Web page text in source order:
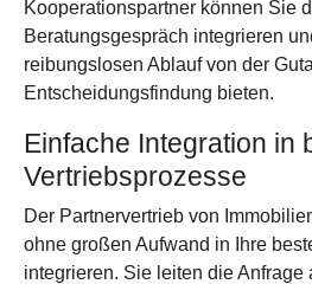
Kooperationspartner können Sie
Beratungsgespräch integrieren
reibungslosen Ablauf von der
Entscheidungsfindung bieten.
Einfache Integration in
Vertriebsprozesse
Der Partnervertrieb von
ohne großen Aufwand in Ihre
integrieren. Sie leiten die Anfrage